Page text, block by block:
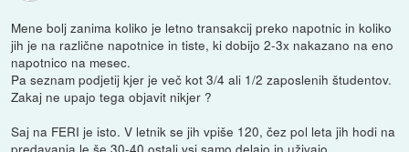
Mene bolj zanima koliko je letno transakcij preko napotnic in koliko
jih je na različne napotnice in tiste, ki dobijo 2-3x nakazano na eno
napotnico na mesec.
Pa seznam podjetij kjer je več kot 3/4 ali 1/2 zaposlenih študentov.
Zakaj ne upajo tega objavit nikjer ?
Saj na FERI je isto. V letnik se jih vpiše 120, čez pol leta jih hodi na